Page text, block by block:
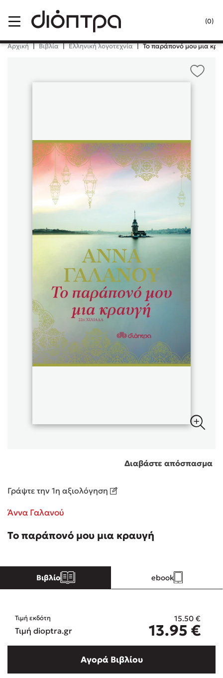
(0)
Κλείσιμο
Δημοφιλή Βιβλία
Χάρης Πολίτης
Sebastian Fitzek
Playlist
Το λιμάνι μου είσαι εσύ
Ιωάννης Γλωσσόπουλος
Ένας γίγαντας στο σχολείο
Δανάη Δεληγεώργη
Πάνω, κάτω, μπροστά, πίσω
Αρχική | Βιβλία | Ελληνική λογοτεχνία | Το παράπονό μου μια
Διαβάστε απόσπασμα
Γράψτε την 1η αξιολόγηση
Άννα Γαλανού
Το παράπονό μου μια κραυγή
Βιβλίο ebook
Τιμή εκδότη 15.50 €
Τιμή dioptra.gr 13.95 €
Αγορά Βιβλίου